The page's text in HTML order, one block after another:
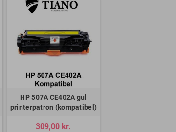
HP 507A CE402A gul
printerpatron (kompatibel)
309,00 kr.